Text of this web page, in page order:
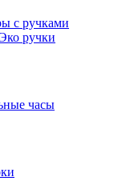
с ручками
ручки
часы